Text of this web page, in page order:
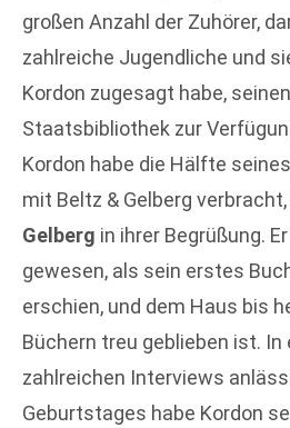
großen Anzahl der Zuhörer,
zahlreiche Jugendliche und
Kordon zugesagt habe,
Staatsbibliothek zur
Kordon habe die Hälfte
mit Beltz & Gelberg
Gelberg in ihrer Begrüßung.
gewesen, als sein erstes
erschien, und dem Haus bis
Büchern treu geblieben ist. In
zahlreichen Interviews
Geburtstages habe Kordon